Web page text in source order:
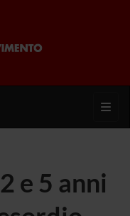
e 5 anni